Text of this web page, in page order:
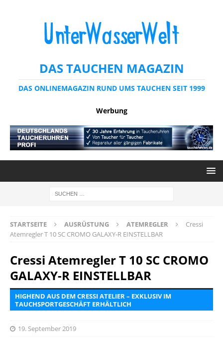
DAS TAUCHEN MAGAZIN
DAS ONLINEMAGAZIN RUND UMS TAUCHEN SEIT 1999
Werbung
STARTSEITE AUSRÜSTUNG ATEMREGLER
Cressi
Atemregler T 10 SC CROMO GALAXY-R EINSTELLBAR
Cressi Atemregler T 10 SC CROMO
GALAXY-R EINSTELLBAR
HIGHEND AUS DEM CRESSI ATELIER – EXKLUSIV IM
TAUCHSPORTGESCHÄFT ERHÄLTLICH
19. September 2019